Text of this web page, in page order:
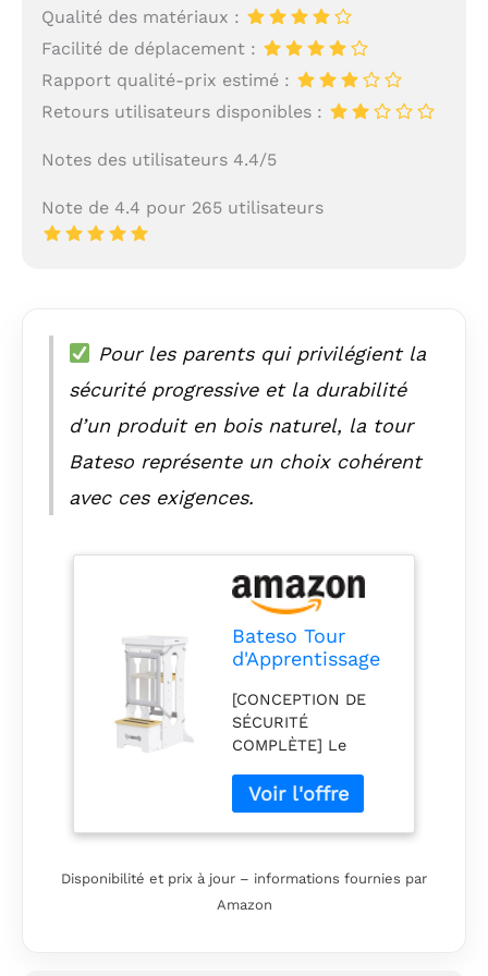
Qualité des matériaux :
Facilité de déplacement :
Rapport qualité-prix estimé :
Retours utilisateurs disponibles :
Notes des utilisateurs 4.4/5
Note de 4.4 pour 265 utilisateurs
Pour les parents qui privilégient la
sécurité progressive et la durabilité
d’un produit en bois naturel, la tour
Bateso représente un choix cohérent
avec ces exigences.
Bateso Tour
d'Apprentissage
Protection
Amovibles, Tour
d'Observation
Montessori en
Bois, 4 Hauteurs
Réglables
Kitchen Helper
[CONCEPTION DE
SÉCURITÉ
COMPLÈTE] Le
pour tout-petits
met la sécurité de
vos enfants en
garde-corps
robustes à quatre
Disponibilité et prix à jour – informations fournies par
Amazon